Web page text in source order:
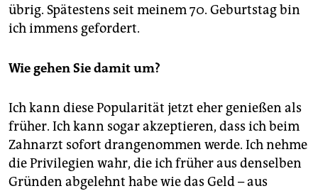
übrig. Spätestens seit meinem 70. Geburtstag bin
ich immens gefordert.
Wie gehen Sie damit um?
Ich kann diese Popularität jetzt eher genießen als
früher. Ich kann sogar akzeptieren, dass ich beim
Zahnarzt sofort drangenommen werde. Ich nehme
die Privilegien wahr, die ich früher aus denselben
Gründen abgelehnt habe wie das Geld – aus